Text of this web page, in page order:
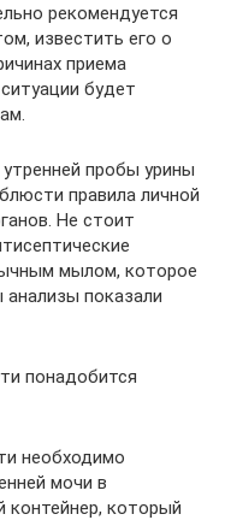
рекомендуется
известить его о
приема
будет
пробы урины
правила личной
Не стоит
мылом, которое
показали
понадобится
необходимо
мочи в
контейнер, который